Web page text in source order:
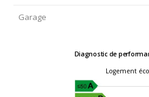
Garage
Diagnostic de
Logement